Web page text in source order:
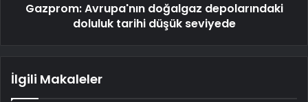
Gazprom: Avrupa'nın doğalgaz depolarındaki
doluluk tarihi düşük seviyede
İlgili Makaleler